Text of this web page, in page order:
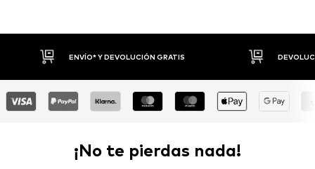
GRATIS DEVOLUCIONES HASTA 30 DÍAS
¡No te pierdas nada!